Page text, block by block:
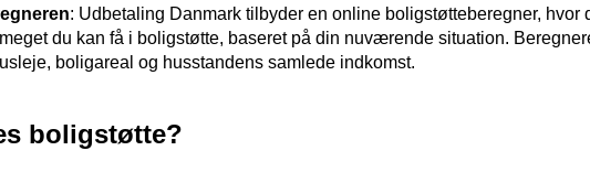
: Udbetaling Danmark tilbyder en online boligstøtteberegner, hvor
du kan få i boligstøtte, baseret på din nuværende situation.
boligareal og husstandens samlede indkomst.
boligstøtte?